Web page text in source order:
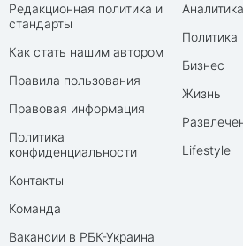
Редакционная политика и
стандарты
Как стать нашим автором
Правила пользования
Правовая информация
Политика
конфиденциальности
Контакты
Команда
Вакансии в РБК-Украина
Аналитика
Политика
Бизнес
Жизнь
Lifestyle